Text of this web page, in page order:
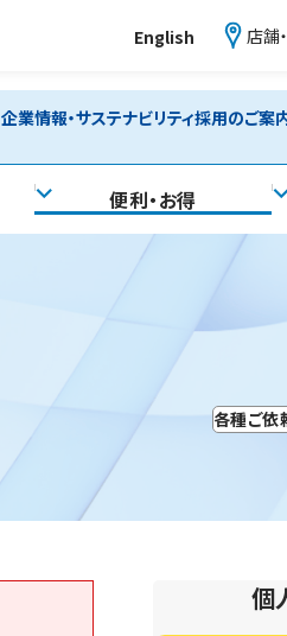
English 店舗
企業情報・サステナビリティ採用のご案
便利・お得
各種ご依
個